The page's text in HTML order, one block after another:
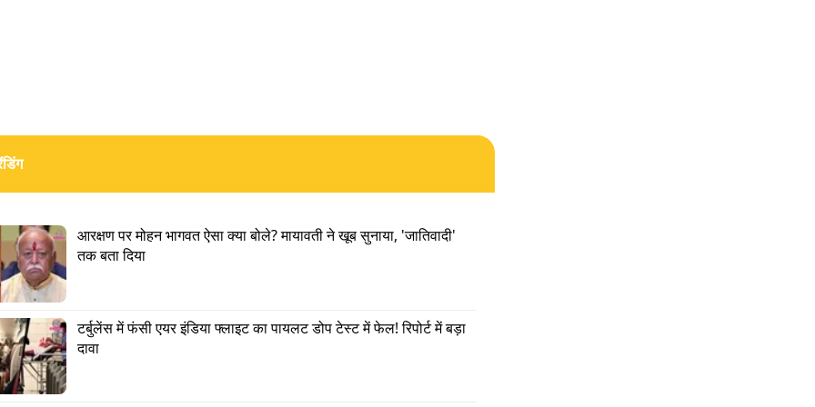
RR के काम न आया. SRH ने जबरदस्त बैटिंग करते हुए 229 रनों
5 विकेट खोकर ही पूरा कर लिया. हैदराबाद के टॉप स्कोरर ईशान
उन्होंने 31 गेंदों पर 74 रनों की धुआंधार पारी खेली.
में हैं सूर्यवंशी
आरक्षण पर मोहन भागवत ऐसा क्या बोले? मायावती ने खूब सुनाया, 'जातिवादी'
तक बता दिया
टर्बुलेंस में फंसी एयर इंडिया फ्लाइट का पायलट डोप टेस्ट में फेल! रिपोर्ट में बड़ा
दावा